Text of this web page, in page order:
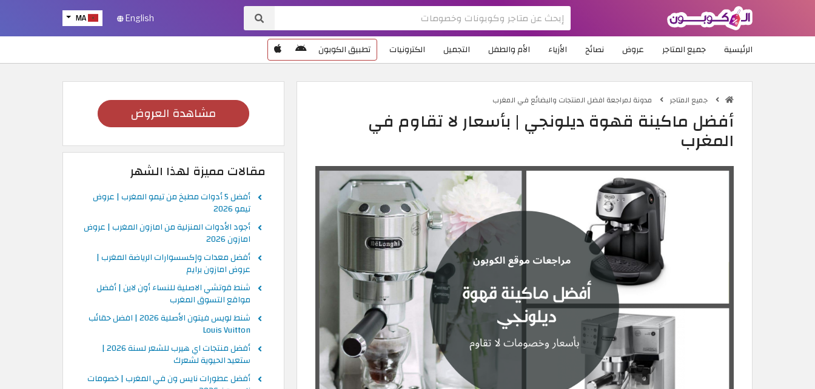
MA English
الرئيسية جميع المتاجر عروض نصائح الأزياء الأم والطفل التجميل الكترونيات تطبيق الكوبون
جميع المتاجر مدونة لمراجعة افضل المنتجات والبضائع في المغرب
أفضل ماكينة قهوة ديلونجي | بأسعار لا تقاوم في
المغرب
مشاهدة العروض
مقالات مميزة لهذا الشهر
أفضل 5 أدوات مطبخ من تيمو المغرب | عروض
تيمو 2026
أجود الأدوات المنزلية من امازون المغرب | عروض
امازون 2026
أفضل معدات وإكسسوارات الرياضة المغرب |
عروض امازون برايم
شنط قوتشي الاصلية للنساء أون لاين | أفضل
مواقع التسوق المغرب
شنط لويس فيتون الأصلية 2026 | افضل حقائب
Louis Vuitton
أفضل منتجات اي هيرب للشعر لسنة 2026 |
ستعيد الحيوية لشعرك
أفضل عطورات نايس ون في المغرب | خصومات